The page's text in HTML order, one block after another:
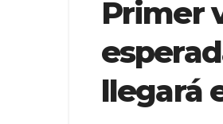
Primer
llegará